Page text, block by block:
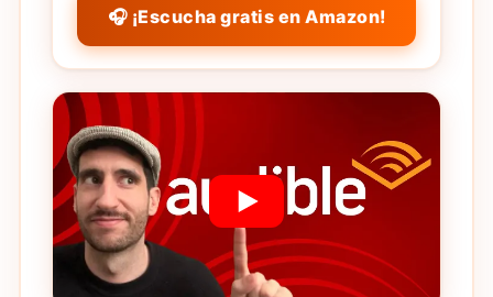
🎧 ¡Escucha gratis en Amazon!